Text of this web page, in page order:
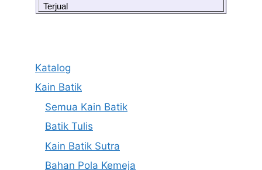
Terjual
Katalog
Kain Batik
Semua Kain Batik
Batik Tulis
Kain Batik Sutra
Bahan Pola Kemeja